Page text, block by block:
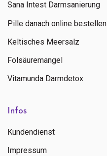
Sana Intest Darmsanierung
Pille danach online bestellen
Keltisches Meersalz
Folsäuremangel
Vitamunda Darmdetox
Infos
Kundendienst
Impressum